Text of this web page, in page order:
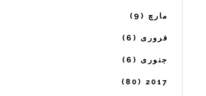
مارچ 9
فروری 6
جنوری 6
2017
80